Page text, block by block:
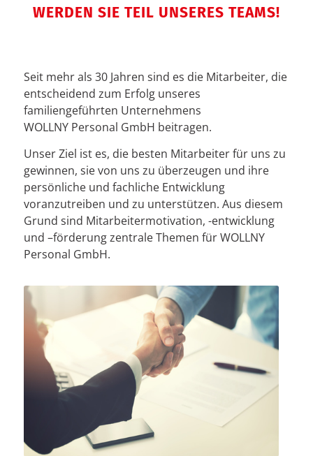
WERDEN SIE TEIL UNSERES TEAMS!
Seit mehr als 30 Jahren sind es die Mitarbeiter, die
entscheidend zum Erfolg unseres
familiengeführten Unternehmens
WOLLNY Personal GmbH beitragen.
Unser Ziel ist es, die besten Mitarbeiter für uns zu
gewinnen, sie von uns zu überzeugen und ihre
persönliche und fachliche Entwicklung
voranzutreiben und zu unterstützen. Aus diesem
Grund sind Mitarbeitermotivation, -entwicklung
und –förderung zentrale Themen für WOLLNY
Personal GmbH.